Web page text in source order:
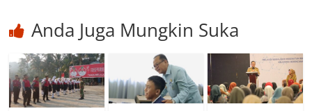
Anda Juga Mungkin Suka